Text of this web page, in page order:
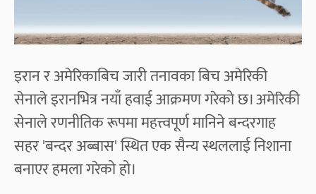
इरान र अमेरिकाबिच जारी तनावका बिच अमेरिकी
सेनाले इरानभित्र नयाँ हवाई आक्रमण गरेको छ। अमेरिकी
सेनाले रणनीतिक रूपमा महत्त्वपूर्ण मानिने बन्दरगाह
सहर 'बन्दर अब्बास' स्थित एक सैन्य स्थललाई निशाना
बनाएर हमला गरेको हो।